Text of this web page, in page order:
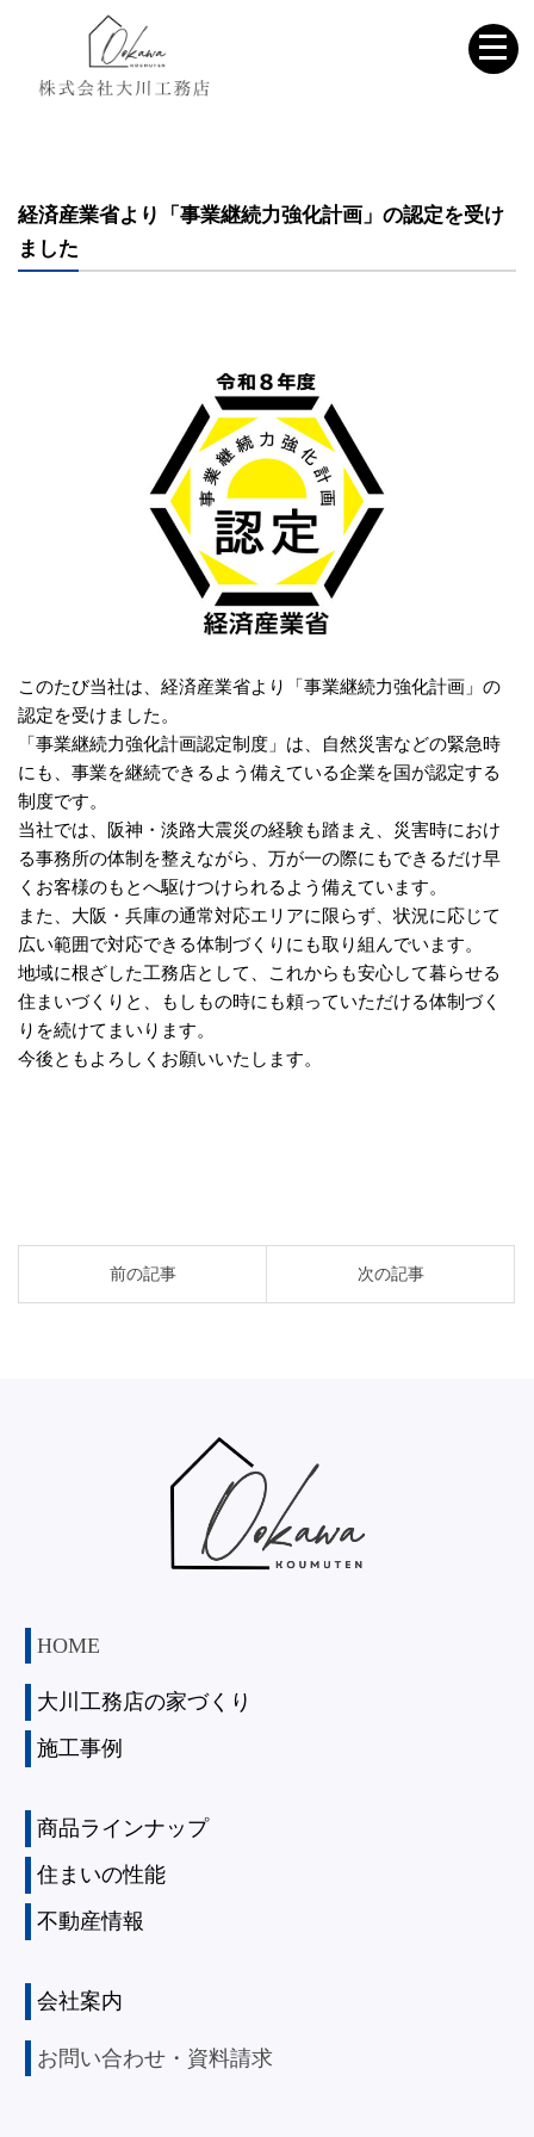
経済産業省より「事業継続力強化計画」の認定を受け
ました
このたび当社は、経済産業省より「事業継続力強化計画」の
認定を受けました。
「事業継続力強化計画認定制度」は、自然災害などの緊急時
にも、事業を継続できるよう備えている企業を国が認定する
制度です。
当社では、阪神・淡路大震災の経験も踏まえ、災害時におけ
る事務所の体制を整えながら、万が一の際にもできるだけ早
くお客様のもとへ駆けつけられるよう備えています。
また、大阪・兵庫の通常対応エリアに限らず、状況に応じて
広い範囲で対応できる体制づくりにも取り組んでいます。
地域に根ざした工務店として、これからも安心して暮らせる
住まいづくりと、もしもの時にも頼っていただける体制づく
りを続けてまいります。
今後ともよろしくお願いいたします。
前の記事 次の記事
HOME
大川工務店の家づくり
施工事例
商品ラインナップ
住まいの性能
不動産情報
会社案内
お問い合わせ・資料請求